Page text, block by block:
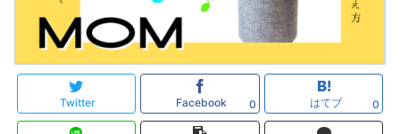
Twitter Facebook 0 はてブ 0